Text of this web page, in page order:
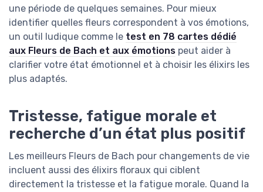
une période de quelques semaines. Pour mieux
identifier quelles fleurs correspondent à vos émotions,
un outil ludique comme le test en 78 cartes dédié
aux Fleurs de Bach et aux émotions peut aider à
clarifier votre état émotionnel et à choisir les élixirs les
plus adaptés.
Tristesse, fatigue morale et
recherche d’un état plus positif
Les meilleurs Fleurs de Bach pour changements de vie
incluent aussi des élixirs floraux qui ciblent
directement la tristesse et la fatigue morale. Quand la